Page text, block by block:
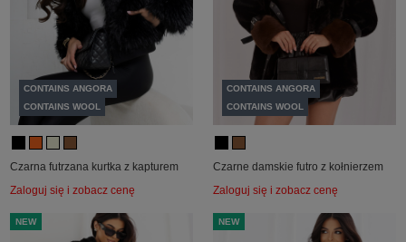
CONTAINS ANGORA
CONTAINS WOOL
Czarna futrzana kurtka z kapturem
Zaloguj się i zobacz cenę
CONTAINS ANGORA
CONTAINS WOOL
Czarne damskie futro z kołnierzem
Zaloguj się i zobacz cenę
NEW NEW